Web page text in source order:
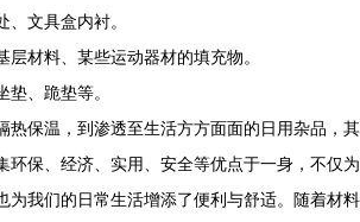
、文具盒内衬。
层材料、某些运动器材的填充物。
垫、跪垫等。
热保温，到渗透至生活方方面面的日用杂品，其
环保、经济、实用、安全等优点于一身，不仅为
为我们的日常生活增添了便利与舒适。随着材料